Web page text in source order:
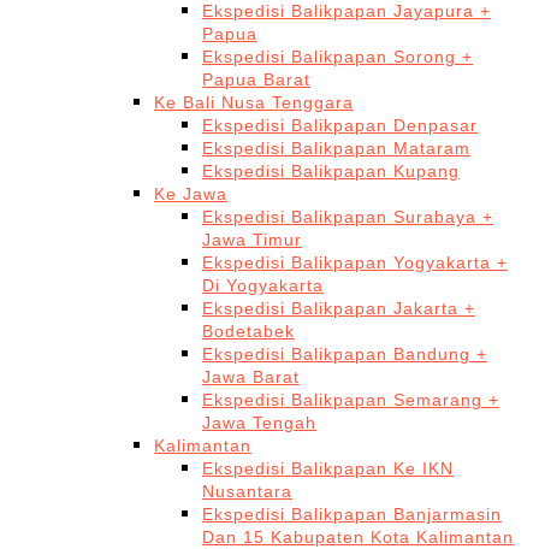
Ekspedisi Balikpapan Jayapura +
Papua
Ekspedisi Balikpapan Sorong +
Papua Barat
Ke Bali Nusa Tenggara
Ekspedisi Balikpapan Denpasar
Ekspedisi Balikpapan Mataram
Ekspedisi Balikpapan Kupang
Ke Jawa
Ekspedisi Balikpapan Surabaya +
Jawa Timur
Ekspedisi Balikpapan Yogyakarta +
Di Yogyakarta
Ekspedisi Balikpapan Jakarta +
Bodetabek
Ekspedisi Balikpapan Bandung +
Jawa Barat
Ekspedisi Balikpapan Semarang +
Jawa Tengah
Kalimantan
Ekspedisi Balikpapan Ke IKN
Nusantara
Ekspedisi Balikpapan Banjarmasin
Dan 15 Kabupaten Kota Kalimantan